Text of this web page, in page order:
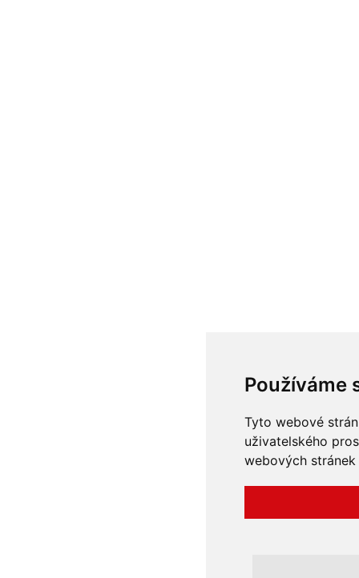
Používáme
Tyto webové
uživatelského
webových